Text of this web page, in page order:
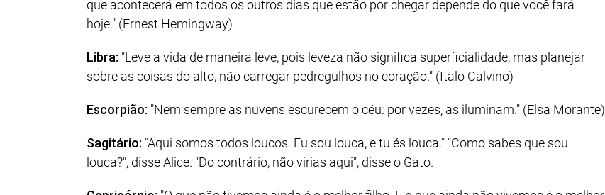
que acontecerá em todos os outros dias que estão por chegar depende do que você fará
hoje." (Ernest Hemingway)
Libra: "Leve a vida de maneira leve, pois leveza não significa superficialidade, mas planejar
sobre as coisas do alto, não carregar pedregulhos no coração." (Italo Calvino)
Escorpião: "Nem sempre as nuvens escurecem o céu: por vezes, as iluminam." (Elsa Morante)
Sagitário: "Aqui somos todos loucos. Eu sou louca, e tu és louca." "Como sabes que sou
louca?", disse Alice. "Do contrário, não virias aqui", disse o Gato.